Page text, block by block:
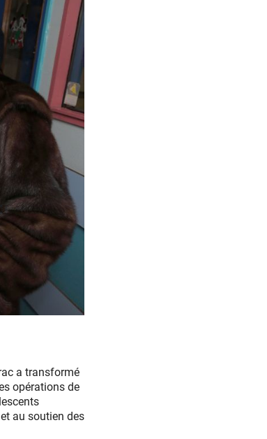
a transformé
opérations de
au soutien des